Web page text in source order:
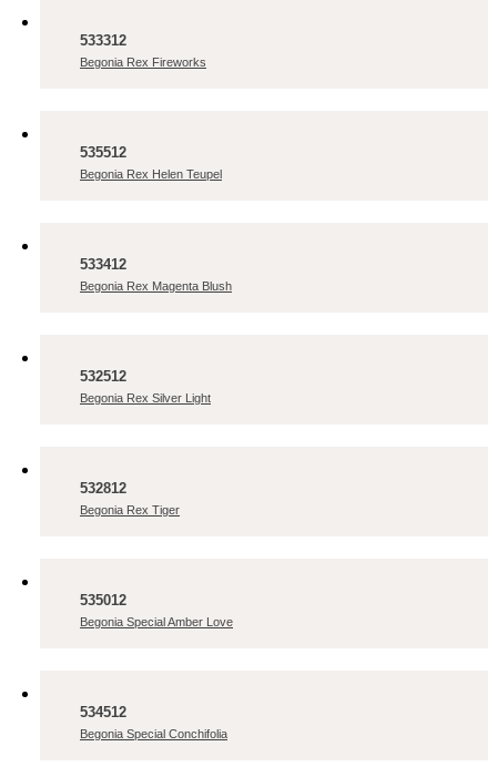
533312
Begonia Rex Fireworks
535512
Begonia Rex Helen Teupel
533412
Begonia Rex Magenta Blush
532512
Begonia Rex Silver Light
532812
Begonia Rex Tiger
535012
Begonia Special Amber Love
534512
Begonia Special Conchifolia